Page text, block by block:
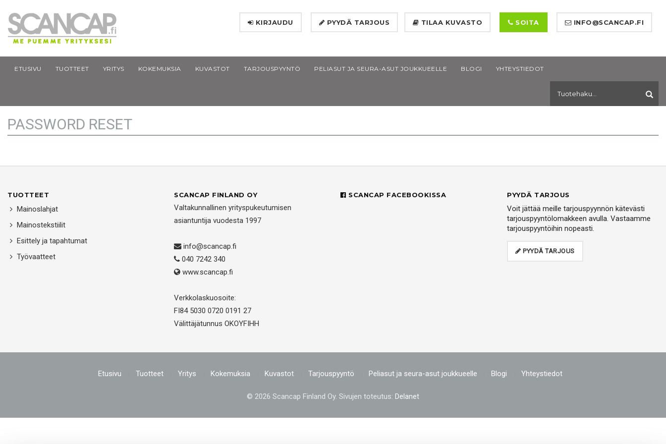
INFO@SCANCAP.FI
SOITA
PYYDÄ TARJOUS TILAA KUVASTO
KIRJAUDU
ETUSIVU TUOTTEET YRITYS KOKEMUKSIA KUVASTOT TARJOUSPYYNTÖ PELIASUT JA SEURA-ASUT JOUKKUEELLE BLOGI YHTEYSTIEDOT
PASSWORD RESET
TUOTTEET
Mainoslahjat
Mainostekstiilit
Esittely ja tapahtumat
Työvaatteet
SCANCAP FINLAND OY
Valtakunnallinen yrityspukeutumisen
asiantuntija vuodesta 1997
info@scancap.fi
040 7242 340
www.scancap.fi
Verkkolaskuosoite:
FI84 5030 0720 0191 27
Välittäjätunnus OKOYFIHH
SCANCAP FACEBOOKISSA PYYDÄ TARJOUS
Voit jättää meille tarjouspyynnön kätevästi
tarjouspyyntölomakkeen avulla. Vastaamme
tarjouspyyntöihin nopeasti.
PYYDÄ TARJOUS
Etusivu Tuotteet Yritys Kokemuksia Kuvastot Tarjouspyyntö Peliasut ja seura-asut joukkueelle Blogi Yhteystiedot
© 2026 Scancap Finland Oy. Sivujen toteutus: Delanet